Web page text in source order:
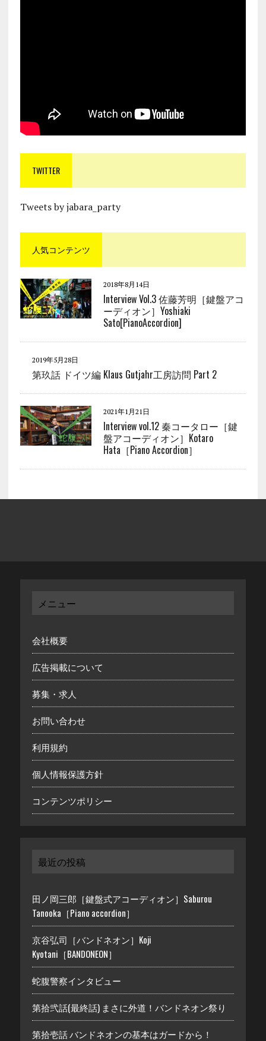
TWITTER
Tweets by jabara_party
人気コンテンツ
2018年8月14日
Interview Vol.3 佐藤芳明［鍵盤アコ
ーディオン］Yoshiaki
Sato[PianoAccordion]
2019年5月28日
第玖話 ドイツ編 Klaus Gutjahr工房訪問 Part 2
2021年1月21日
Interview vol.12 秦コータロー［鍵
盤アコーディオン］Kotaro
Hata［Piano Accordion］
メニュー
会社概要
広告掲載について
募集・求人
お問い合わせ
利用規約
個人情報保護方針
コンテンツポリシー
最近の投稿
田ノ岡三郎［鍵盤式アコーディオン］Saburou
Tanooka［Piano accordion］
京谷弘司［バンドネオン］Koji
Kyotani［BANDONEON］
蛇腹警察インタビュー
第拾弐話(最終話) まさに外道！バンドネオン祭り
第拾壱話 バンドネオンの基本はガードから！